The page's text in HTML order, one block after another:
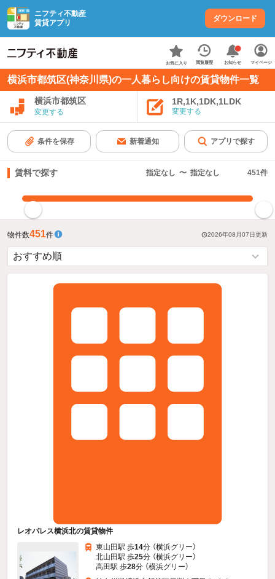
ニフティ不動産
賃貸アプリ
ダウンロード
お気に入り 閲覧履歴 お知らせ マイページ
横浜市都筑区(神奈川県)の一人暮らし向けの賃貸物件一覧
横浜市都筑区
変更する
1R,1K,1DK,1LDK
変更する
条件を保存 新着通知 アプリで探す
賃料で探す 指定なし 〜 指定なし 451件
物件数451件 2026年08月07日更新
レオパレス横浜北の賃貸物件
東山田駅 歩14分 （横浜グリー）
北山田駅 歩25分 （横浜グリー）
高田駅 歩28分 （横浜グリー）